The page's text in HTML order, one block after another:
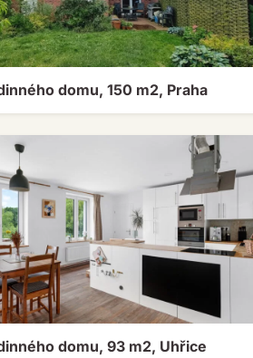
domu, 150 m2, Praha
domu, 93 m2, Uhřice